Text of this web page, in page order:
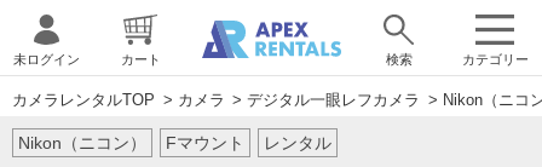
カテゴリー
未ログイン カート 検索
カメラレンタルTOP > カメラ > デジタル一眼レフカメラ > Nikon（ニコ
Nikon（ニコン） Fマウント レンタル